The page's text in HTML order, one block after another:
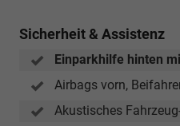
Sicherheit & Assistenz
Einparkhilfe hinten
Airbags vorn,
Akustisches